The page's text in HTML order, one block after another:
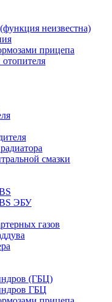
неизвестна)
прицепа
смазки
ЭБУ
газов
(ГБЦ)
ГБЦ